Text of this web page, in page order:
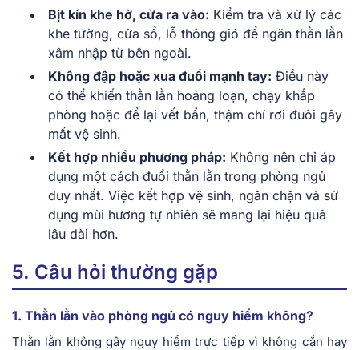
Bịt kín khe hở, cửa ra vào: Kiểm tra và xử lý các
khe tường, cửa sổ, lỗ thông gió để ngăn thằn lằn
xâm nhập từ bên ngoài.
Không đập hoặc xua đuổi mạnh tay: Điều này
có thể khiến thằn lằn hoảng loạn, chạy khắp
phòng hoặc để lại vết bẩn, thậm chí rơi đuôi gây
mất vệ sinh.
Kết hợp nhiều phương pháp: Không nên chỉ áp
dụng một cách đuổi thằn lằn trong phòng ngủ
duy nhất. Việc kết hợp vệ sinh, ngăn chặn và sử
dụng mùi hương tự nhiên sẽ mang lại hiệu quả
lâu dài hơn.
5. Câu hỏi thường gặp
1. Thằn lằn vào phòng ngủ có nguy hiểm không?
Thằn lằn không gây nguy hiểm trực tiếp vì không cắn hay